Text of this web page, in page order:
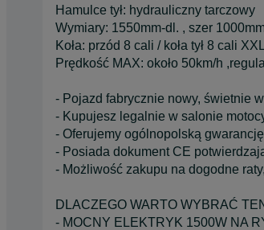
Hamulce tył: hydrauliczny tarczowy
Wymiary: 1550mm-dl. , szer
Koła: przód 8 cali / koła tył 8 cali
Prędkość MAX: około 50km/h
- Pojazd fabrycznie nowy, świetnie
- Kupujesz legalnie w salonie
- Oferujemy ogólnopolską
- Posiada dokument CE
- Możliwość zakupu na dogodne
DLACZEGO WARTO WYBRAĆ
- MOCNY ELEKTRYK 1500W NA